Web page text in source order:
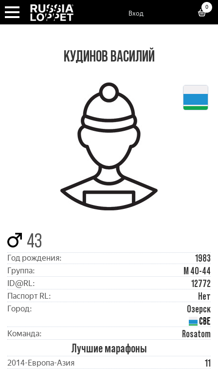
Вход
0
КУДИНОВ ВАСИЛИЙ
43
Год рождения: 1983
Группа: М 40-44
ID@RL: 12772
Паспорт RL: Нет
Город:
Озерск
СВЕ
Команда: Rosatom
Лучшие марафоны
2014-Европа-Азия 11